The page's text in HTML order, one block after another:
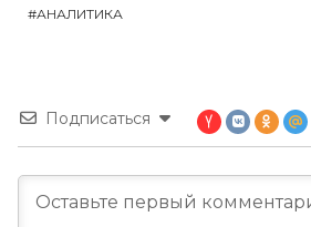
АНАЛИТИКА
Подписаться